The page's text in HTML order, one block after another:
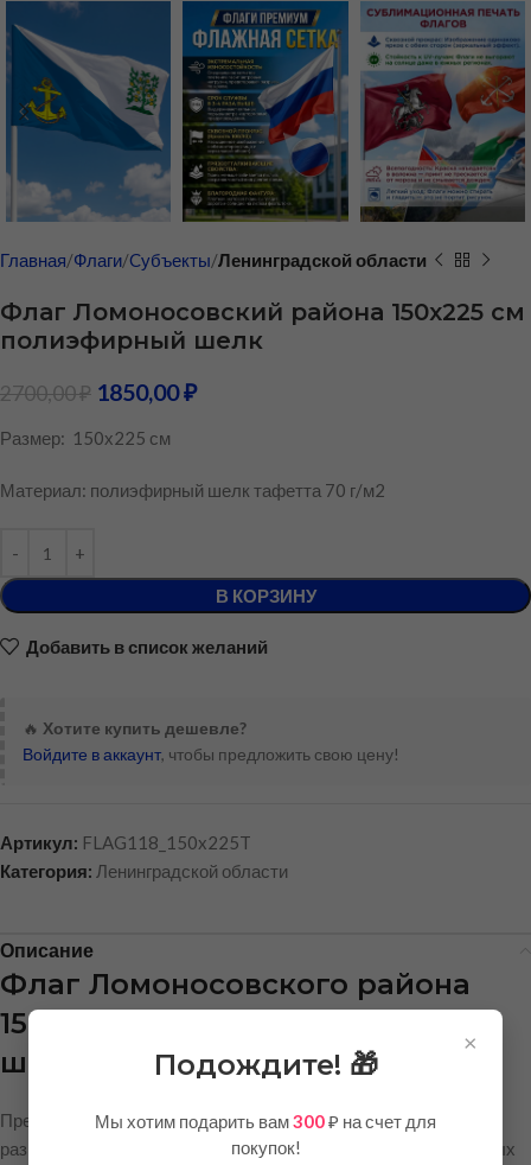
Главная Флаги Cубъекты Ленинградской области
Флаг Ломоносовский района 150х225 см
полиэфирный шелк
2700,00₽ 1850,00₽
Размер: 150х225 см
Материал: полиэфирный шелк тафетта 70 г/м2
В КОРЗИНУ
Добавить в список желаний
🔥 Хотите купить дешевле?
Войдите в аккаунт, чтобы предложить свою цену!
Артикул: FLAG118_150x225T
Категория: Ленинградской области
Описание
Флаг Ломоносовского района
150х225 см из полиэфирного
шёлка
Представляем официальный флаг Ломоносовского района
размером
— идеальный выбор для торжественных
×
Подождите! 🎁
Мы хотим подарить вам300₽ на счет для
покупок!